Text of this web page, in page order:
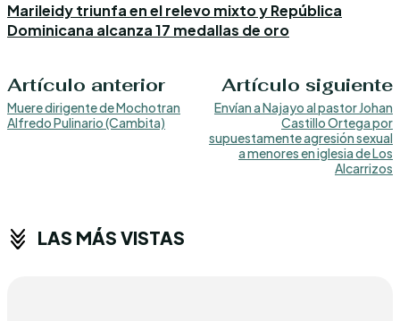
Marileidy triunfa en el relevo mixto y República
Dominicana alcanza 17 medallas de oro
Artículo anterior
Muere dirigente de Mochotran
Alfredo Pulinario (Cambita)
Artículo siguiente
Envían a Najayo al pastor Johan
Castillo Ortega por
supuestamente agresión sexual
a menores en iglesia de Los
Alcarrizos
LAS MÁS VISTAS